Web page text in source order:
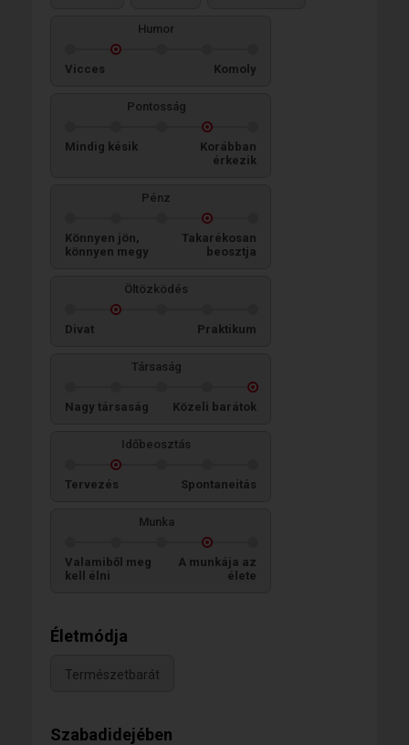
Humor
Vicces Komoly
Pontosság
Mindig késik
Korábban
érkezik
Pénz
Könnyen jön,
könnyen megy
Takarékosan
beosztja
Öltözködés
Divat Praktikum
Társaság
Nagy társaság Közeli barátok
Időbeosztás
Tervezés Spontaneitás
Munka
Valamiből meg
kell élni
A munkája az
élete
Életmódja
Természetbarát
Szabadidejében